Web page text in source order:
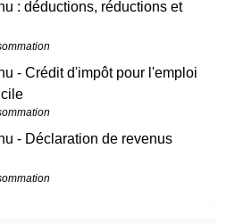
: déductions, réductions et
- Crédit d'impôt pour l'emploi
- Déclaration de revenus